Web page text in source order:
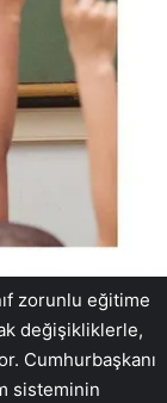
zorunlu eğitime
değişikliklerle,
Cumhurbaşkanı
sisteminin